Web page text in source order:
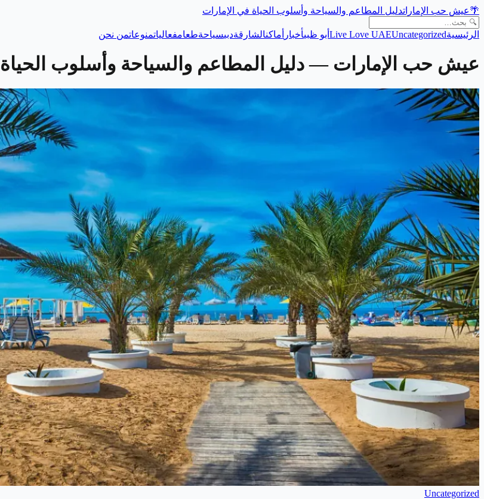
🌴عيش حب الإماراتدليل المطاعم والسياحة وأسلوب الحياة في الإمارات
الرئيسية Live Love UAEUncategorized أبو ظبيأخبار أماكنالشارقةدبيسياحةطعامفعالياتمنوعاتمن نحن
عيش حب الإمارات — دليل المطاعم والسياحة وأسلوب
Uncategorized